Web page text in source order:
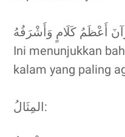
Ini menunjukkan
kalam yang paling
المِثَالُ: